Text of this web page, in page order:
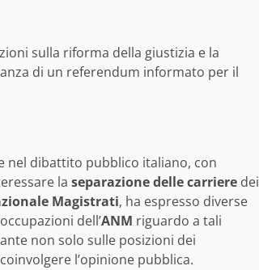
sulla riforma della giustizia e la
di un referendum informato per il
nel dibattito pubblico italiano, con
la separazione delle carriere dei
Magistrati, ha espresso diverse
dell’ANM riguardo a tali
non solo sulle posizioni dei
l’opinione pubblica.